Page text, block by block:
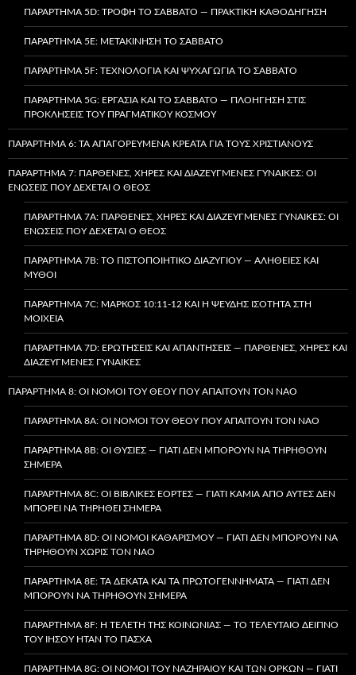
ΠΑΡΆΡΤΗΜΑ 5D: ΤΡΟΦΉ ΤΟ ΣΆΒΒΑΤΟ — ΠΡΑΚΤΙΚΉ ΚΑΘΟΔΉΓΗΣΗ
ΠΑΡΆΡΤΗΜΑ 5E: ΜΕΤΑΚΊΝΗΣΗ ΤΟ ΣΆΒΒΑΤΟ
ΠΑΡΆΡΤΗΜΑ 5F: ΤΕΧΝΟΛΟΓΊΑ ΚΑΙ ΨΥΧΑΓΩΓΊΑ ΤΟ ΣΆΒΒΑΤΟ
ΠΑΡΆΡΤΗΜΑ 5G: ΕΡΓΑΣΊΑ ΚΑΙ ΤΟ ΣΆΒΒΑΤΟ — ΠΛΟΉΓΗΣΗ ΣΤΙΣ
ΠΡΟΚΛΉΣΕΙΣ ΤΟΥ ΠΡΑΓΜΑΤΙΚΟΎ ΚΌΣΜΟΥ
ΠΑΡΆΡΤΗΜΑ 6: ΤΑ ΑΠΑΓΟΡΕΥΜΈΝΑ ΚΡΈΑΤΑ ΓΙΑ ΤΟΥΣ ΧΡΙΣΤΙΑΝΟΎΣ
ΠΑΡΆΡΤΗΜΑ 7: ΠΑΡΘΈΝΕΣ, ΧΉΡΕΣ ΚΑΙ ΔΙΑΖΕΥΓΜΈΝΕΣ ΓΥΝΑΊΚΕΣ: ΟΙ
ΕΝΏΣΕΙΣ ΠΟΥ ΔΈΧΕΤΑΙ Ο ΘΕΌΣ
ΠΑΡΆΡΤΗΜΑ 7A: ΠΑΡΘΈΝΕΣ, ΧΉΡΕΣ ΚΑΙ ΔΙΑΖΕΥΓΜΈΝΕΣ ΓΥΝΑΊΚΕΣ: ΟΙ
ΕΝΏΣΕΙΣ ΠΟΥ ΔΈΧΕΤΑΙ Ο ΘΕΌΣ
ΠΑΡΆΡΤΗΜΑ 7B: ΤΟ ΠΙΣΤΟΠΟΙΗΤΙΚΌ ΔΙΑΖΥΓΊΟΥ — ΑΛΉΘΕΙΕΣ ΚΑΙ
ΜΎΘΟΙ
ΠΑΡΆΡΤΗΜΑ 7C: ΜΆΡΚΟΣ 10:11-12 ΚΑΙ Η ΨΕΥΔΉΣ ΙΣΌΤΗΤΑ ΣΤΗ
ΜΟΙΧΕΊΑ
ΠΑΡΆΡΤΗΜΑ 7D: ΕΡΩΤΉΣΕΙΣ ΚΑΙ ΑΠΑΝΤΉΣΕΙΣ — ΠΑΡΘΈΝΕΣ, ΧΉΡΕΣ ΚΑΙ
ΔΙΑΖΕΥΓΜΈΝΕΣ ΓΥΝΑΊΚΕΣ
ΠΑΡΆΡΤΗΜΑ 8: ΟΙ ΝΌΜΟΙ ΤΟΥ ΘΕΟΎ ΠΟΥ ΑΠΑΙΤΟΎΝ ΤΟΝ ΝΑΌ
ΠΑΡΆΡΤΗΜΑ 8A: ΟΙ ΝΌΜΟΙ ΤΟΥ ΘΕΟΎ ΠΟΥ ΑΠΑΙΤΟΎΝ ΤΟΝ ΝΑΌ
ΠΑΡΆΡΤΗΜΑ 8B: ΟΙ ΘΥΣΊΕΣ — ΓΙΑΤΊ ΔΕΝ ΜΠΟΡΟΎΝ ΝΑ ΤΗΡΗΘΟΎΝ
ΣΉΜΕΡΑ
ΠΑΡΆΡΤΗΜΑ 8C: ΟΙ ΒΙΒΛΙΚΈΣ ΕΟΡΤΈΣ — ΓΙΑΤΊ ΚΑΜΊΑ ΑΠΌ ΑΥΤΈΣ ΔΕΝ
ΜΠΟΡΕΊ ΝΑ ΤΗΡΗΘΕΊ ΣΉΜΕΡΑ
ΠΑΡΆΡΤΗΜΑ 8D: ΟΙ ΝΌΜΟΙ ΚΑΘΑΡΙΣΜΟΎ — ΓΙΑΤΊ ΔΕΝ ΜΠΟΡΟΎΝ ΝΑ
ΤΗΡΗΘΟΎΝ ΧΩΡΊΣ ΤΟΝ ΝΑΌ
ΠΑΡΆΡΤΗΜΑ 8E: ΤΑ ΔΈΚΑΤΑ ΚΑΙ ΤΑ ΠΡΩΤΟΓΕΝΝΉΜΑΤΑ — ΓΙΑΤΊ ΔΕΝ
ΜΠΟΡΟΎΝ ΝΑ ΤΗΡΗΘΟΎΝ ΣΉΜΕΡΑ
ΠΑΡΆΡΤΗΜΑ 8F: Η ΤΕΛΕΤΉ ΤΗΣ ΚΟΙΝΩΝΊΑΣ — ΤΟ ΤΕΛΕΥΤΑΊΟ ΔΕΊΠΝΟ
ΤΟΥ ΙΗΣΟΎ ΉΤΑΝ ΤΟ ΠΆΣΧΑ
ΠΑΡΆΡΤΗΜΑ 8G: ΟΙ ΝΌΜΟΙ ΤΟΥ ΝΑΖΗΡΑΊΟΥ ΚΑΙ ΤΩΝ ΌΡΚΩΝ — ΓΙΑΤΊ